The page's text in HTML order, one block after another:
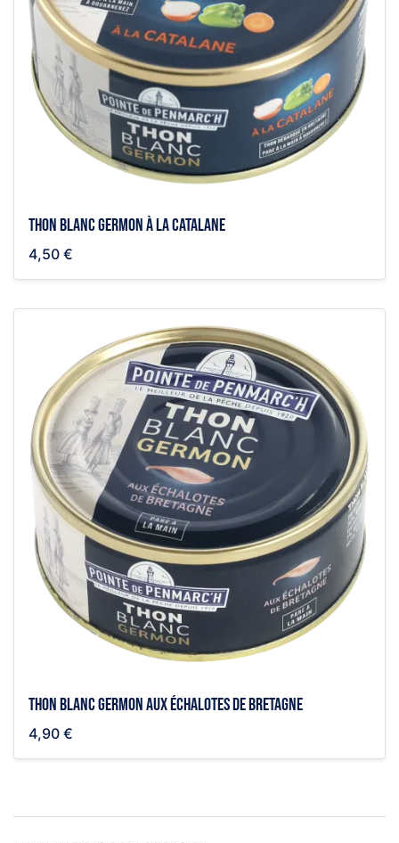
Thon blanc germon à la catalane
4,50 €
Thon blanc germon aux échalotes de Bretagne
4,90 €